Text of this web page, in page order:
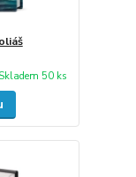
Skladem 50 ks